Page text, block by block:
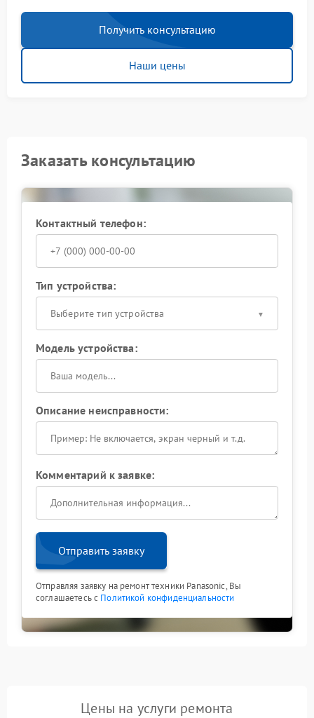
Получить консультацию
Наши цены
Заказать консультацию
Контактный телефон:
Тип устройства:
Выберите тип устройства
Модель устройства:
Описание неисправности:
Комментарий к заявке:
Отправить заявку
Отправляя заявку на ремонт техники Panasonic, Вы
соглашаетесь с Политикой конфиденциальности
Цены на услуги ремонта